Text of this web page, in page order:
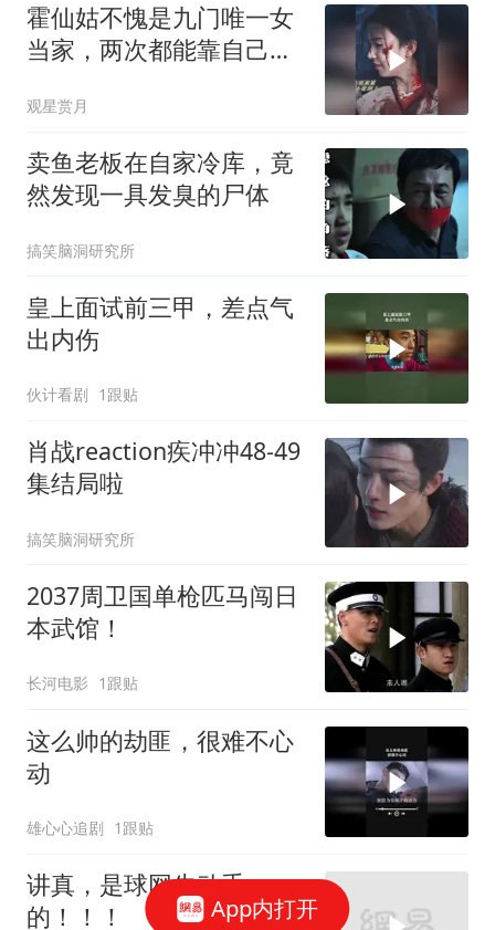
霍仙姑不愧是九门唯一女
当家，两次都能靠自己逆
观星赏月
卖鱼老板在自家冷库，竟
然发现一具发臭的尸体
搞笑脑洞研究所
皇上面试前三甲，差点气
出内伤
伙计看剧 1跟贴
肖战reaction疾冲冲48-49
集结局啦
搞笑脑洞研究所
2037周卫国单枪匹马闯日
本武馆！
长河电影 1跟贴
这么帅的劫匪，很难不心
动
雄心心追剧 1跟贴
讲真，是球网先动手
的！！！
App内打开